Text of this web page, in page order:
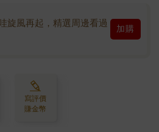
旋風再起，精選周邊看過
加購
寫評價
賺金幣